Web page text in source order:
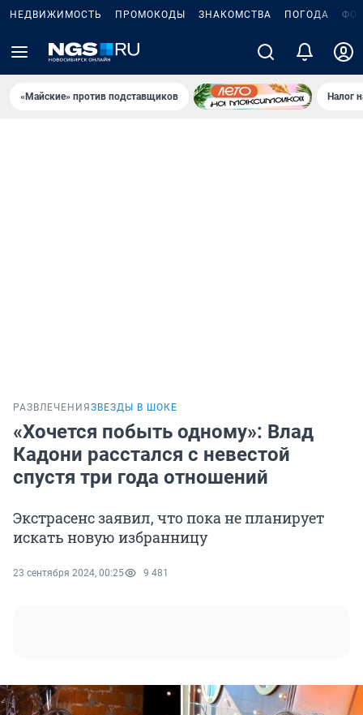
НЕДВИЖИМОСТЬ ПРОМОКОДЫ ЗНАКОМСТВА ПОГОДА
«Майские» против подставщиков Налог
РАЗВЛЕЧЕНИЯ ЗВЕЗДЫ В ШОКЕ
«Хочется побыть одному»: Влад
Кадони расстался с невестой
спустя три года отношений
Экстрасенс заявил, что пока не планирует
искать новую избранницу
23 сентября 2024, 00:25 9 481